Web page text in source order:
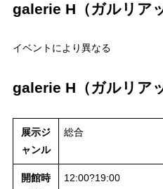
galerie H（ガルリア
イベントにより異なる
galerie H（ガルリア
展示ジ
ャンル
総合
開館時
12:00?19:00